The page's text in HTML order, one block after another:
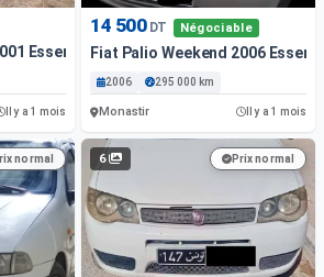
Essence Sfax
Il y a 1 mois
14 500 DT Négociable
Fiat Palio Weekend 2006
2006 295 000 km
Monastir Il y a 1 mois
normal 6 Prix normal